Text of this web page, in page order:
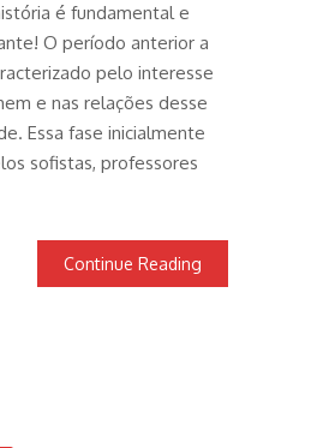
é fundamental e
O período anterior a
pelo interesse
e nas relações desse
Essa fase inicialmente
sofistas, professores
Continue Reading